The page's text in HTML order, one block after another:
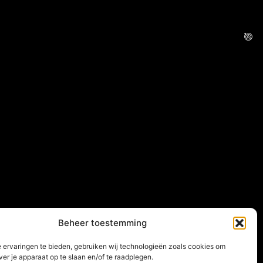
Beheer toestemming
ervaringen te bieden, gebruiken wij technologieën zoals cookies om
je apparaat op te slaan en/of te raadplegen.